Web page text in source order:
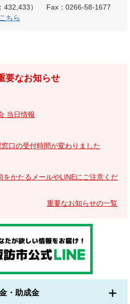
）
Fax：0266-58-1677
ちら
要なお知らせ
当日情報
口の受付時間が変わりました
をかたるメールやLINEにご注意くだ
重要なお知らせの一覧
・助成金